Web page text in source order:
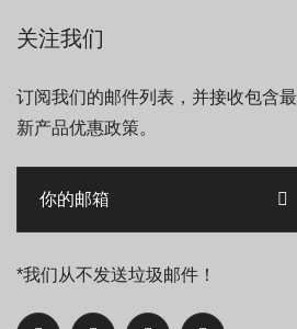
关注我们
订阅我们的邮件列表，并接收包含最
新产品优惠政策。
*我们从不发送垃圾邮件！